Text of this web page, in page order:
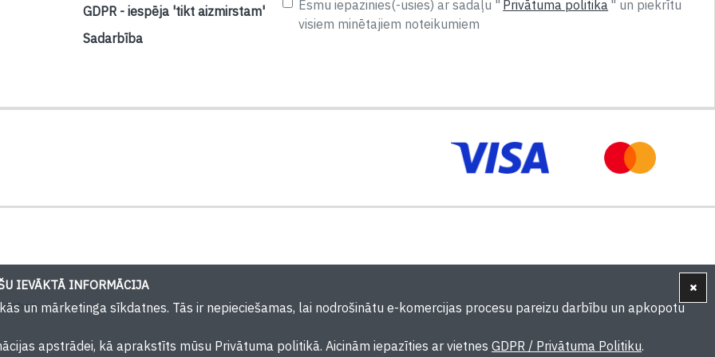
GDPR - iespēja 'tikt aizmirstam'
Sadarbība
Esmu iepazinies(-usies) ar sadaļu " Privātuma politika " un piekrītu
visiem minētajiem noteikumiem
Latvija
IEVĀKTĀ INFORMĀCIJA
un mārketinga sīkdatnes. Tās ir nepieciešamas, lai nodrošinātu e-komercijas procesu pareizu darbību un apkopotu
apstrādei, kā aprakstīts mūsu Privātuma politikā. Aicinām iepazīties ar vietnes GDPR / Privātuma Politiku.